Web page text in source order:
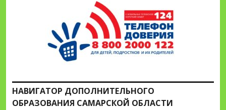
НАВИГАТОР ДОПОЛНИТЕЛЬНОГО
ОБРАЗОВАНИЯ САМАРСКОЙ ОБЛАСТИ